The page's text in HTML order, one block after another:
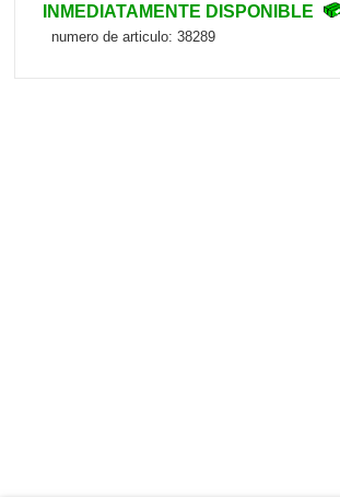
INMEDIATAMENTE DISPONIBLE
numero de articulo: 38289